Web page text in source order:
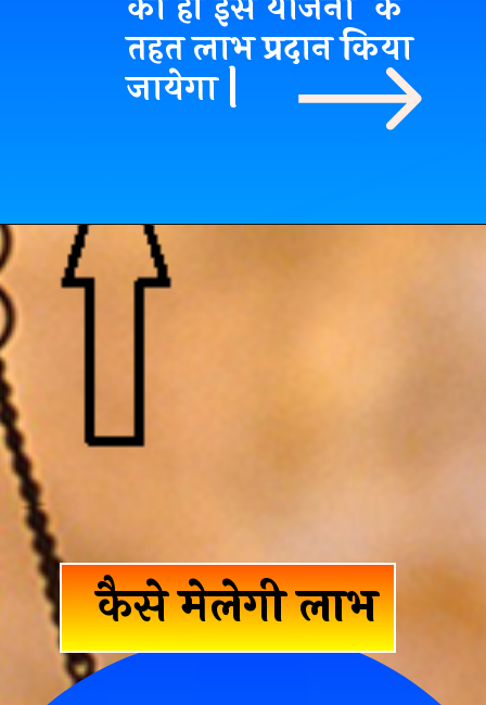
तहत लाभ प्रदान किया
जायेगा |
कैसे मेलेगी लाभ